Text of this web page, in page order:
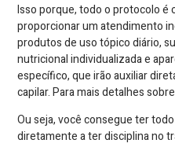
Isso porque, todo o protocolo é
proporcionar um atendimento
produtos de uso tópico diário,
nutricional individualizada e
específico, que irão auxiliar
capilar. Para mais detalhes
Ou seja, você consegue ter
diretamente a ter disciplina no